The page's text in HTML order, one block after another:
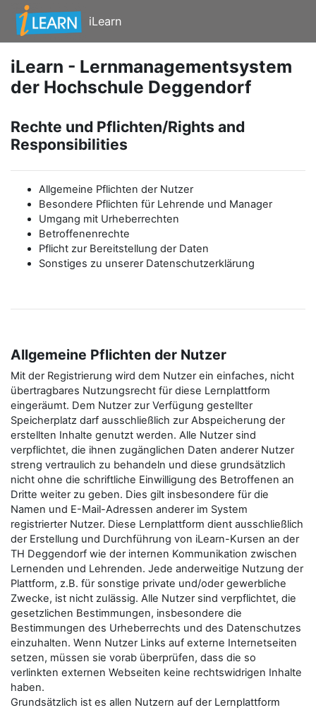
Zum Hauptinhalt
iLearn
iLearn - Lernmanagementsystem
der Hochschule Deggendorf
Rechte und Pflichten/Rights and
Responsibilities
Allgemeine Pflichten der Nutzer
Besondere Pflichten für Lehrende und Manager
Umgang mit Urheberrechten
Betroffenenrechte
Pflicht zur Bereitstellung der Daten
Sonstiges zu unserer Datenschutzerklärung
Allgemeine Pflichten der Nutzer
Mit der Registrierung wird dem Nutzer ein einfaches, nicht
übertragbares Nutzungsrecht für diese Lernplattform
eingeräumt. Dem Nutzer zur Verfügung gestellter
Speicherplatz darf ausschließlich zur Abspeicherung der
erstellten Inhalte genutzt werden. Alle Nutzer sind
verpflichtet, die ihnen zugänglichen Daten anderer Nutzer
streng vertraulich zu behandeln und diese grundsätzlich
nicht ohne die schriftliche Einwilligung des Betroffenen an
Dritte weiter zu geben. Dies gilt insbesondere für die
Namen und E-Mail-Adressen anderer im System
registrierter Nutzer. Diese Lernplattform dient ausschließlich
der Erstellung und Durchführung von iLearn-Kursen an der
TH Deggendorf wie der internen Kommunikation zwischen
Lernenden und Lehrenden. Jede anderweitige Nutzung der
Plattform, z.B. für sonstige private und/oder gewerbliche
Zwecke, ist nicht zulässig. Alle Nutzer sind verpflichtet, die
gesetzlichen Bestimmungen, insbesondere die
Bestimmungen des Urheberrechts und des Datenschutzes
einzuhalten. Wenn Nutzer Links auf externe Internetseiten
setzen, müssen sie vorab überprüfen, dass die so
verlinkten externen Webseiten keine rechtswidrigen Inhalte
haben.
Grundsätzlich ist es allen Nutzern auf der Lernplattform